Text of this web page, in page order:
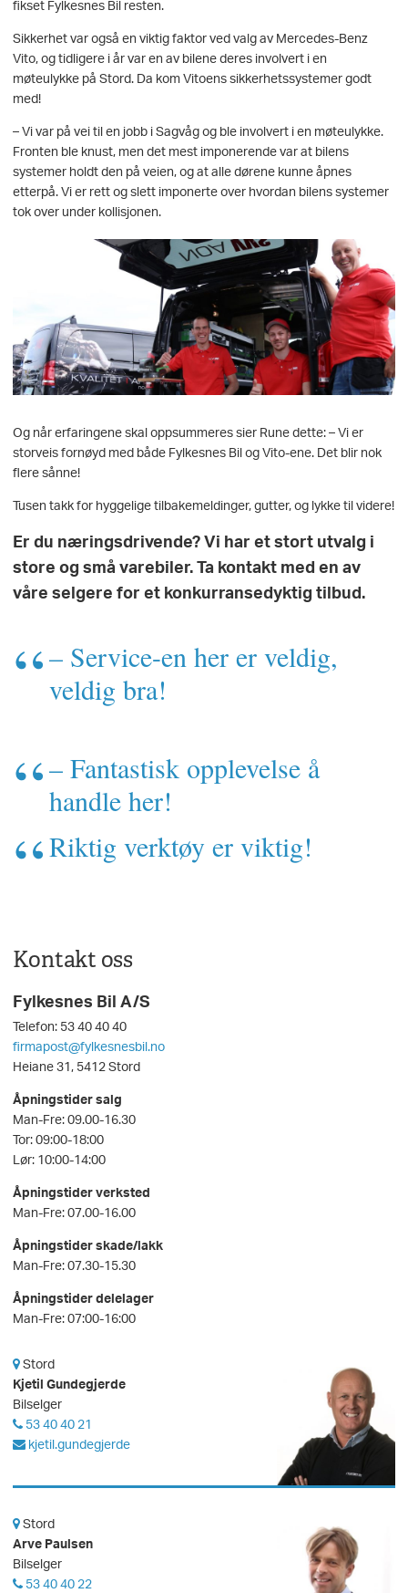
fikset Fylkesnes Bil resten.
Sikkerhet var også en viktig faktor ved valg av Mercedes-Benz
Vito, og tidligere i år var en av bilene deres involvert i en
møteulykke på Stord. Da kom Vitoens sikkerhetssystemer godt
med!
– Vi var på vei til en jobb i Sagvåg og ble involvert i en møteulykke.
Fronten ble knust, men det mest imponerende var at bilens
systemer holdt den på veien, og at alle dørene kunne åpnes
etterpå. Vi er rett og slett imponerte over hvordan bilens systemer
tok over under kollisjonen.
Og når erfaringene skal oppsummeres sier Rune dette: – Vi er
storveis fornøyd med både Fylkesnes Bil og Vito-ene. Det blir nok
flere sånne!
Tusen takk for hyggelige tilbakemeldinger, gutter, og lykke til videre!
Er du næringsdrivende? Vi har et stort utvalg i
store og små varebiler. Ta kontakt med en av
våre selgere for et konkurransedyktig tilbud.
– Service-en her er veldig,
veldig bra!
– Fantastisk opplevelse å
handle her!
Riktig verktøy er viktig!
Kontakt oss
Fylkesnes Bil A/S
Telefon: 53 40 40 40
firmapost@fylkesnesbil.no
Heiane 31, 5412 Stord
Åpningstider salg
Man-Fre: 09.00-16.30
Tor: 09:00-18:00
Lør: 10:00-14:00
Åpningstider verksted
Man-Fre: 07.00-16.00
Åpningstider skade/lakk
Man-Fre: 07.30-15.30
Åpningstider delelager
Man-Fre: 07:00-16:00
Stord
Kjetil Gundegjerde
Bilselger
53 40 40 21
kjetil.gundegjerde
Stord
Arve Paulsen
Bilselger
53 40 40 22